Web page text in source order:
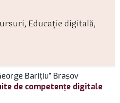
, Educaţie digitală,
Barițiu” Brașov
de competențe digitale